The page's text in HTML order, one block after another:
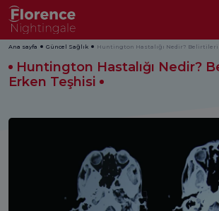
Ana sayfa Güncel Sağlık Huntington Hastalığı Nedir? Belirtileri
Huntington Hastalığı Nedir?
Erken Teşhisi